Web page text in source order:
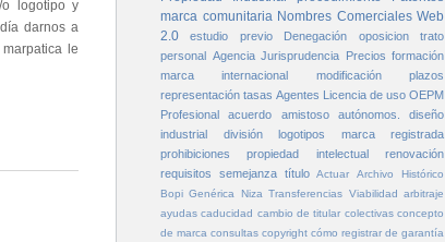
logotipo y
darnos a
le
marca comunitaria Nombres Comerciales Web
2.0
estudio previo Denegación oposicion
trato
personal
Agencia Jurisprudencia Precios formación
marca internacional
modificación
plazos
representación tasas Agentes Licencia de uso OEPM
Profesional
acuerdo amistoso autónomos.
diseño
industrial
división logotipos
marca registrada
prohibiciones
propiedad intelectual
renovación
requisitos
semejanza título Actuar
Archivo Histórico
Bopi Genérica Niza Transferencias Viabilidad
arbitraje
ayudas caducidad cambio de titular colectivas concepto
de marca consultas copyright cómo registrar de garantía